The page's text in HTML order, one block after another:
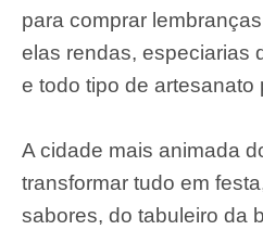
para comprar
elas rendas, especiarias
e todo tipo de artesanato
A cidade mais animada
transformar tudo em
sabores, do tabuleiro da